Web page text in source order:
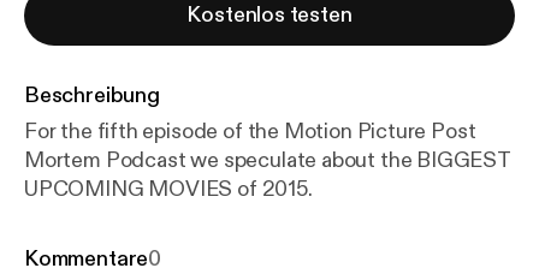
Kostenlos testen
Beschreibung
For the fifth episode of the Motion Picture Post
Mortem Podcast we speculate about the BIGGEST
UPCOMING MOVIES of 2015.
Kommentare0